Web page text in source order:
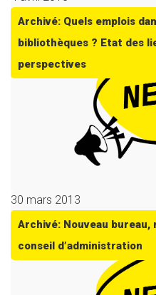
Archivé: Quels emplois
bibliothèques ? Etat des
perspectives
30 mars 2013
Archivé: Nouveau bureau,
conseil d’administration